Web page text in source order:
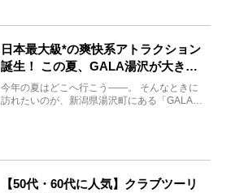
日本最大級*の爽快系アトラクション
誕生！ この夏、GALA湯沢が大きく
生まれ変わる
今年の夏はどこへ行こう――。 そんなときに
訪れたいのが、新潟県湯沢町にある「GALA湯
【50代・60代に人気】クラブツーリ